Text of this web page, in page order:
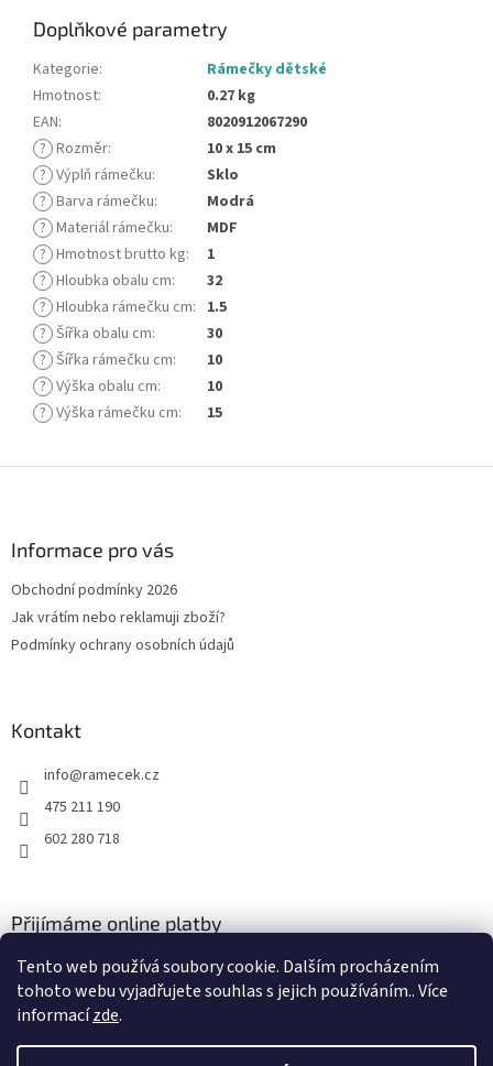
Tento web používá soubory cookie. Dalším procházením
tohoto webu vyjadřujete souhlas s jejich používáním.. Více
informacízde.
Doplňkové parametry
Kategorie:
Rámečky dětské
Hmotnost:
0.27 kg
EAN:
8020912067290
? Rozměr:
10 x 15 cm
? Výplň rámečku:
Sklo
? Barva rámečku:
Modrá
? Materiál rámečku:
MDF
? Hmotnost brutto kg:
1
? Hloubka obalu cm:
32
? Hloubka rámečku cm: 1.5
? Šířka obalu cm:
30
? Šířka rámečku cm:
10
? Výška obalu cm:
10
? Výška rámečku cm: 15
Informace pro vás
Obchodní podmínky 2026
Jak vrátím nebo reklamuji zboží?
Podmínky ochrany osobních údajů
Kontakt
info@ramecek.cz
475 211 190
602 280 718
Přijímáme online platby